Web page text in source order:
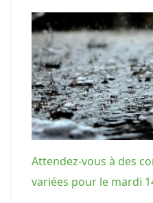
Attendez-vous à des
variées pour le mardi